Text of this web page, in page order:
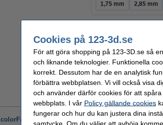
1,75 mm
2,85 mm
Färg:
Ljusgrå
Vikt:
0,75 kg
2,2 kg
570 kr
colorFabb PETG filament | Vit | 2,85mm | 0,75kg |
Cookies på 123-3d.se
För att göra shopping på 123-3D.se så
och liknande teknologier. Funktionella
korrekt. Dessutom har de en analytisk
förbättra webbplatsen. Vi vill också visa
och använder därför cookies för att
webbplats. I vår Policy gällande cookies
fungerar och hur du kan justera dina
samtycke. Om du väljer att avböja